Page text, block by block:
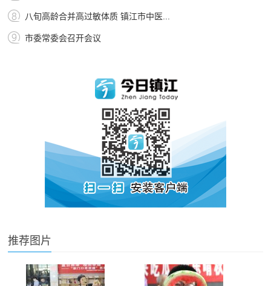
八旬高龄合并高过敏体质 镇江市中医...
市委常委会召开会议
推荐图片